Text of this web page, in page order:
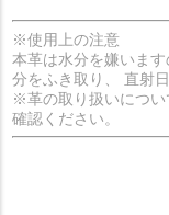
※使用上の注意
本革は水分を嫌いま
分をふき取り、 直射
※革の取り扱いについ
確認ください。